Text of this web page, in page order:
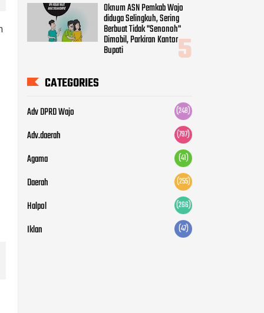
Oknum ASN Pemkab Wajo
diduga Selingkuh, Sering
Berbuat Tidak "Senonoh"
Dimobil, Parkiran Kantor
Bupati
CATEGORIES
Adv DPRD Wajo (248)
Adv.daerah (797)
Agama (41)
Daerah (255)
Halpol (266)
Iklan (47)